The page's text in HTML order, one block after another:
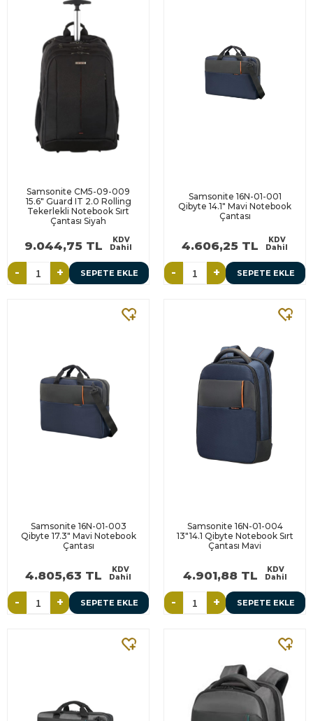
Samsonite CM5-09-009
15.6" Guard IT 2.0 Rolling
Tekerlekli Notebook Sırt
Çantası Siyah
9.044,75 TL
KDV
Dahil
- + SEPETE EKLE
Samsonite 16N-01-001
Qibyte 14.1" Mavi Notebook
Çantası
4.606,25 TL
KDV
Dahil
- + SEPETE EKLE
Samsonite 16N-01-003
Qibyte 17.3" Mavi Notebook
Çantası
4.805,63 TL
KDV
Dahil
- + SEPETE EKLE
Samsonite 16N-01-004
13"14.1 Qibyte Notebook Sırt
Çantası Mavi
4.901,88 TL
KDV
Dahil
- + SEPETE EKLE